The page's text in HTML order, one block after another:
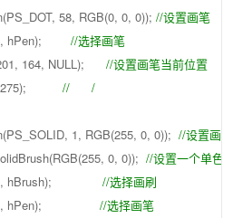
58, RGB(0, 0, 0));//设置画笔
hPen);//选择画笔
164, NULL);//设置画笔当前位置
275);// /
1, RGB(255, 0, 0));//设置画笔
0, 0));//设置一个单色
hBrush);//选择画刷
hPen);//选择画笔